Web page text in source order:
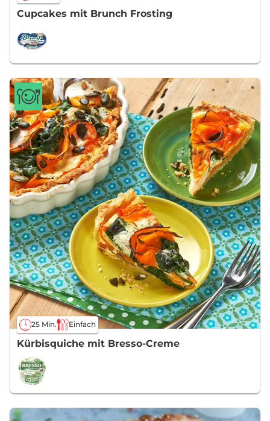
Cupcakes mit Brunch Frosting
25 Min. Einfach
Kürbisquiche mit Bresso-Creme